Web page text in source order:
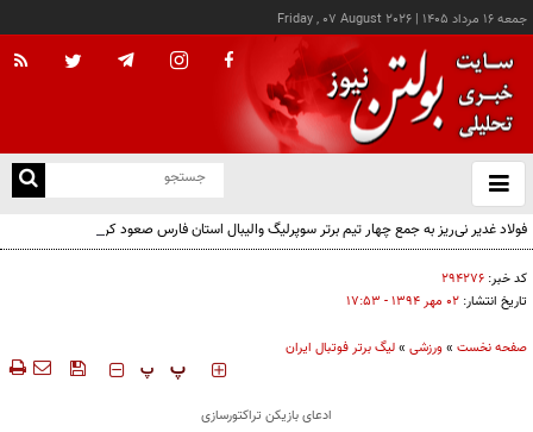
جمعه ۱۶ مرداد ۱۴۰۵ |
Friday , 07 August 2026
باز
و
فولاد غدیر نی‌ریز به جمع چهار تیم برتر سوپرلیگ والیبال استان فارس صعود کرد
کد خبر: ۲۹۴۲۷۶
تاریخ انتشار: ۰۲ مهر ۱۳۹۴ - ۱۷:۵۳
صفحه نخست »ورزشی »لیگ برتر فوتبال ایران
‍‍‍ پ پ
ادعای بازیکن تراکتورسازی